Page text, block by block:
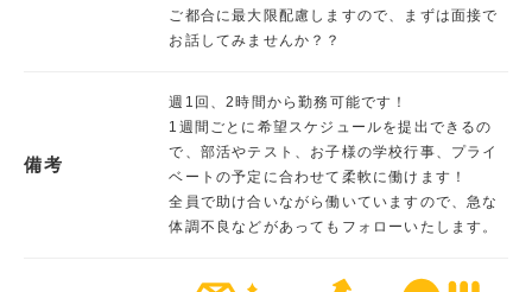
ご都合に最大限配慮しますので、まずは面接で
お話してみませんか？？
備考
週1回、2時間から勤務可能です！
1週間ごとに希望スケジュールを提出できるの
で、部活やテスト、お子様の学校行事、プライ
ベートの予定に合わせて柔軟に働けます！
全員で助け合いながら働いていますので、急な
体調不良などがあってもフォローいたします。